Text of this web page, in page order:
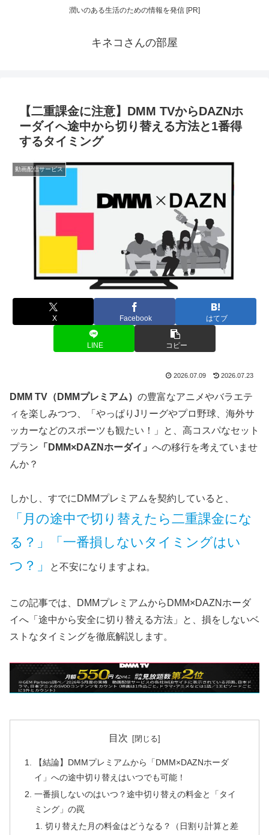
潤いのある生活のための情報を発信 [PR]
キネコさんの部屋
【二重課金に注意】DMM TVからDAZNホ
ーダイへ途中から切り替える方法と1番得
するタイミング
動画配信サービス
X Facebook はてブ
LINE コピー
2026.07.09 2026.07.23
DMM TV（DMMプレミアム） の豊富なアニメやバラエテ
ィを楽しみつつ、「やっぱりJリーグやプロ野球、海外サ
ッカーなどのスポーツも観たい！」と、高コスパなセット
プラン 「DMM×DAZNホーダイ」 への移行を考えていませ
んか？
しかし、すでにDMMプレミアムを契約していると、
「月の途中で切り替えたら二重課金にな
る？」「一番損しないタイミングはい
つ？」
と不安になりますよね。
この記事では、DMMプレミアムからDMM×DAZNホーダ
イへ「途中から安全に切り替える方法」と、損をしないベ
ストなタイミングを徹底解説します。
目次
【結論】DMMプレミアムから「DMM×DAZNホーダ
イ」への途中切り替えはいつでも可能！
一番損しないのはいつ？途中切り替えの料金と「タイ
ミング」の罠
切り替えた月の料金はどうなる？（日割り計算と差